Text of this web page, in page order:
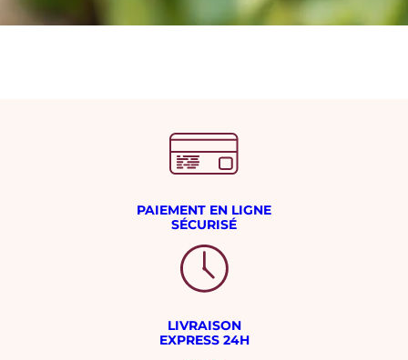
PAIEMENT EN LIGNE
SÉCURISÉ
LIVRAISON
EXPRESS 24H